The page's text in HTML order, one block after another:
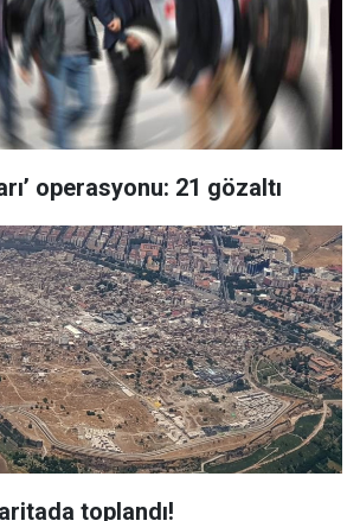
operasyonu: 21 gözaltı
toplandı!